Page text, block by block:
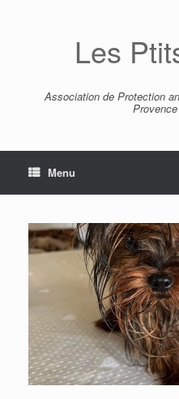
Les
Association de Protection
Menu